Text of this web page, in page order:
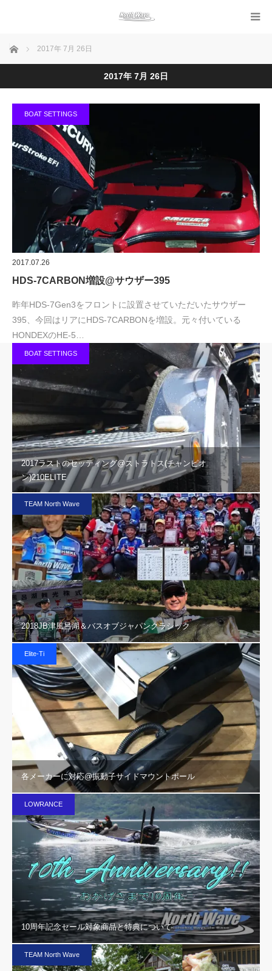
ホーム 2017年 7月 26日
2017年 7月 26日
BOAT SETTINGS
2017.07.26
HDS-7CARBON増設@サウザー395
昨年HDS-7Gen3をフロントに設置させていただいたサウザー
395、今回はリアにHDS-7CARBONを増設。元々付いている
HONDEXのHE-5…
BOAT SETTINGS
2017ラストのセッティング@ストラトス(チャンピオ
ン)210ELITE
TEAM North Wave
2018JB津風呂湖＆バスオブジャパンクラシック
Elite-Ti
各メーカーに対応@振動子サイドマウントポール
LOWRANCE
10周年記念セール対象商品と特典について
TEAM North Wave